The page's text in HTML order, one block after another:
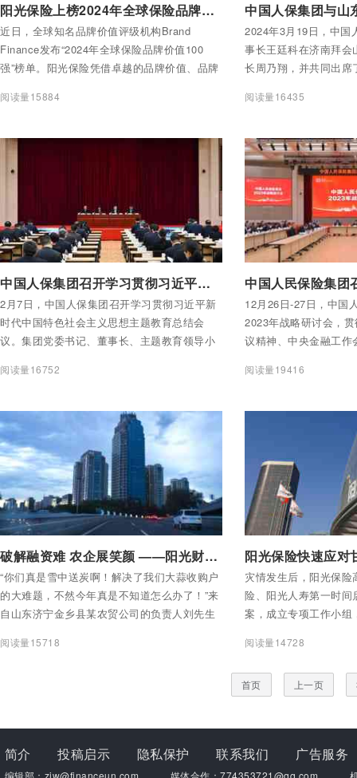
阳光保险上榜2024年全球保险品牌价值100强
近日，全球知名品牌价值评级机构Brand
Finance发布“2024年全球保险品牌价值100
强”榜单。阳光保险凭借卓越的品牌价值、品牌
内地共有7家保险公司上榜。
阅读量15884
2024年3月19日，中国
事长王廷科在济南拜
长周乃翔，并共同出
阅读量16435
中国人保集团召开学习贯彻习近平新时代中国特色社会主义思想主题教育总结会议
2月7日，中国人保集团召开学习贯彻习近平新
时代中国特色社会主义思想主题教育总结会
议。集团党委书记、董事长、主题教育领导小
主题教育的成效和做法，并就巩固拓展主题教
阅读量16752
12月26日-27日，中国
2023年战略研讨会，
议精神、中央金融工
析研判战略环境变化
学规划，务实推动卓
委书记、董事长王廷
副书记、总裁赵鹏主
副总裁于泽传达中央
党委班子成员出席会议
阅读量19416
破解融资难 农企展笑颜 ——阳光财险中小企业贷款履约保证保险助力乡村振兴
“你们真是雪中送炭啊！解决了我们大蒜收购户
的大难题，不然今年真是不知道怎么办了！”来
自山东济宁金乡县某农贸公司的负责人刘先生
谢,“不光我们的难题解决了，更重要的是我们有
阅读量15718
灾情发生后，阳光保
险、阳光人寿第一时间
案，成立专项工作小组
展开理赔服务工作。
阅读量14728
首页 上一页
简介 投稿启示 隐私保护 联系我们 广告服务
编辑部：zjw@financeun.com 媒体合作：774353721@qq.com